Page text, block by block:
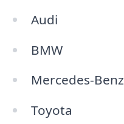
Audi
BMW
Mercedes-Benz
Toyota